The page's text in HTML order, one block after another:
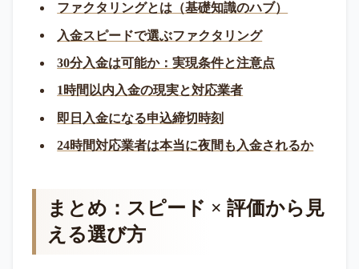
ファクタリングとは（基礎知識のハブ）
入金スピードで選ぶファクタリング
30分入金は可能か：実現条件と注意点
1時間以内入金の現実と対応業者
即日入金になる申込締切時刻
24時間対応業者は本当に夜間も入金されるか
まとめ：スピード × 評価から見
える選び方